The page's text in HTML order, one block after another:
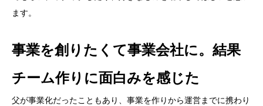
ます。
事業を創りたくて事業会社に。結果
チーム作りに面白みを感じた
父が事業化だったこともあり、事業を作りから運営までに携わり